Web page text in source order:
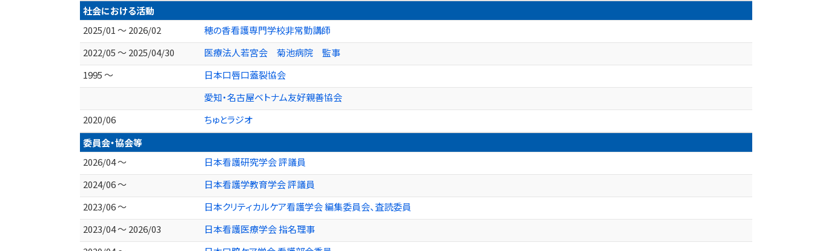
社会における活動
2025/01 ～ 2026/02
穂の香看護専門学校非常勤講師
2022/05 ～ 2025/04/30
医療法人若宮会 菊池病院 監事
1995 ～
日本口唇口蓋裂協会
愛知・名古屋ベトナム友好親善協会
2020/06
ちゅとラジオ
委員会・協会等
2026/04 ～
日本看護研究学会 評議員
2024/06 ～
日本看護学教育学会 評議員
2023/06 ～
日本クリティカルケア看護学会 編集委員会、査読委員
2023/04 ～ 2026/03
日本看護医療学会 指名理事